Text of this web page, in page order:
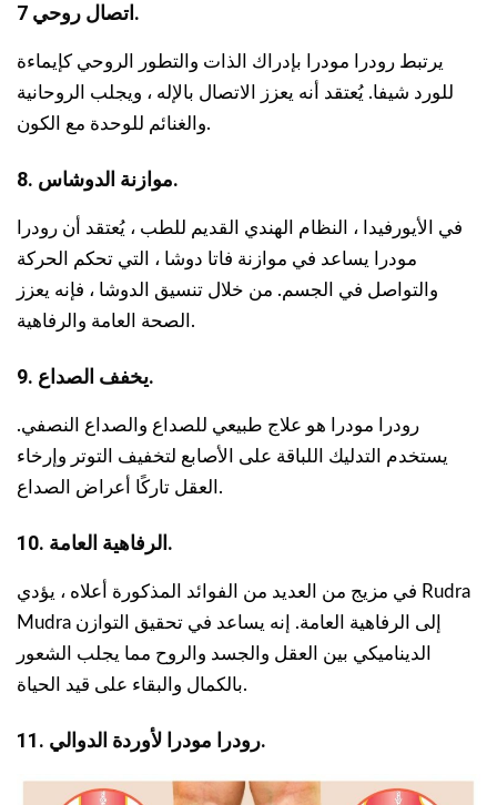
7 اتصال روحي.
يرتبط رودرا مودرا بإدراك الذات والتطور الروحي كإيماءة
للورد شيفا. يُعتقد أنه يعزز الاتصال بالإله ، ويجلب الروحانية
والغنائم للوحدة مع الكون.
8. موازنة الدوشاس.
في الأيورفيدا ، النظام الهندي القديم للطب ، يُعتقد أن رودرا
مودرا يساعد في موازنة فاتا دوشا ، التي تحكم الحركة
والتواصل في الجسم. من خلال تنسيق الدوشا ، فإنه يعزز
الصحة العامة والرفاهية.
9. يخفف الصداع.
رودرا مودرا هو علاج طبيعي للصداع والصداع النصفي.
يستخدم التدليك اللباقة على الأصابع لتخفيف التوتر وإرخاء
العقل تاركًا أعراض الصداع.
10. الرفاهية العامة.
في مزيج من العديد من الفوائد المذكورة أعلاه ، يؤدي Rudra
Mudra إلى الرفاهية العامة. إنه يساعد في تحقيق التوازن
الديناميكي بين العقل والجسد والروح مما يجلب الشعور
بالكمال والبقاء على قيد الحياة.
11. رودرا مودرا لأوردة الدوالي.